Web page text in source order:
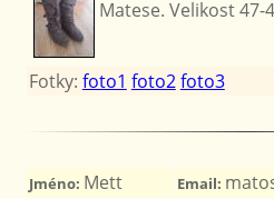
Matese. Velikost 47-
Fotky: foto1 foto2foto3
Jméno: Mett Email: